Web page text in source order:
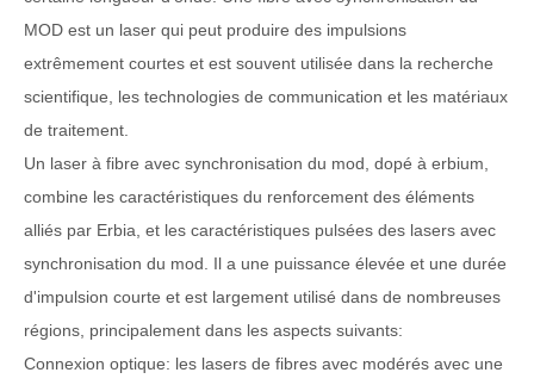
MOD est un laser qui peut produire des impulsions
extrêmement courtes et est souvent utilisée dans la recherche
scientifique, les technologies de communication et les matériaux
de traitement.
Un laser à fibre avec synchronisation du mod, dopé à erbium,
combine les caractéristiques du renforcement des éléments
alliés par Erbia, et les caractéristiques pulsées des lasers avec
synchronisation du mod. Il a une puissance élevée et une durée
d'impulsion courte et est largement utilisé dans de nombreuses
régions, principalement dans les aspects suivants:
Connexion optique: les lasers de fibres avec modérés avec une